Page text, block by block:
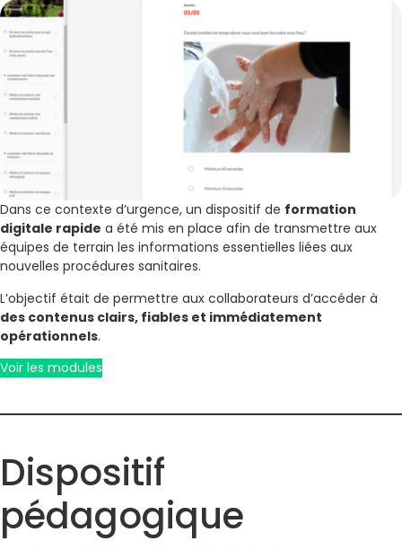
Dans ce contexte d’urgence, un dispositif de formation
digitale rapide a été mis en place afin de transmettre aux
équipes de terrain les informations essentielles liées aux
nouvelles procédures sanitaires.
L’objectif était de permettre aux collaborateurs d’accéder à
des contenus clairs, fiables et immédiatement
opérationnels.
Voir les modules
Dispositif
pédagogique